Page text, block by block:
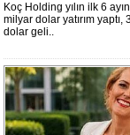
Koç Holding yılın ilk 6
milyar dolar yatırım yaptı,
dolar geli..